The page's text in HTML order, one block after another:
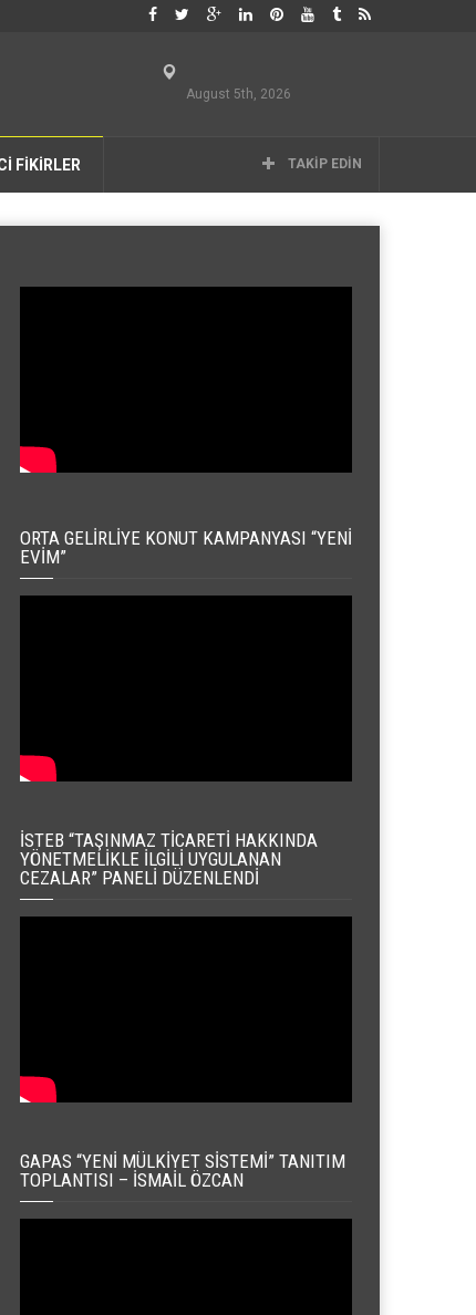
August 5th, 2026
FİKİRLER TAKIP EDIN
ORTA GELIRLIYE KONUT KAMPANYASI “YENI
EVIM”
İSTEB “TAŞINMAZ TICARETI HAKKINDA
YÖNETMELIKLE İLGILI UYGULANAN
CEZALAR” PANELI DÜZENLENDI
GAPAS “YENI MÜLKIYET SISTEMI” TANITIM
TOPLANTISI – İSMAIL ÖZCAN